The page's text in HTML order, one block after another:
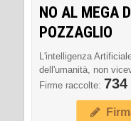
NO AL MEGA
POZZAGLIO
L'intelligenza
dell'umanità, non
Firme raccolte: 734